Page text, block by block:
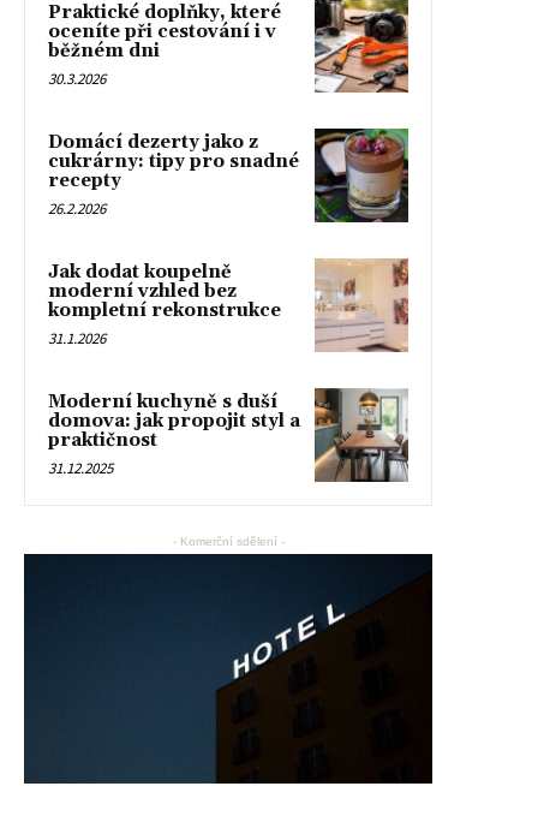
Praktické doplňky, které
oceníte při cestování i v
běžném dni
30.3.2026
Domácí dezerty jako z
cukrárny: tipy pro snadné
recepty
26.2.2026
Jak dodat koupelně
moderní vzhled bez
kompletní rekonstrukce
31.1.2026
Moderní kuchyně s duší
domova: jak propojit styl a
praktičnost
31.12.2025
- Komerční sdělení -